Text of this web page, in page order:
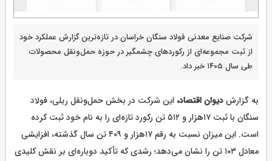
شرکت صنایع معدنی فولاد سنگان خراسان در تازه‌ترین گزارش عملکرد خود
از ثبت مجموعه‌ای از رکوردهای چشمگیر در حوزه حمل‌ونقل محصولات
طی سال ۱۴۰۵ خبر داد.
به گزارشدیوان اقتصاد، این شرکت در بخش حمل‌ونقل ریلی، فولاد
سنگان با ثبت ۱۷هزار و ۵۱۲ تن رکورد تازه‌ای را به نام خود ثبت کرده
است. این میزان نسبت به رقم ۱۷هزار و ۴۰۹ تن سال گذشته، افزایشی
معادل ۱۰۳ تن را نشان می‌دهد؛ رشدی که تأکید دوباره‌ای بر نقش کلیدی